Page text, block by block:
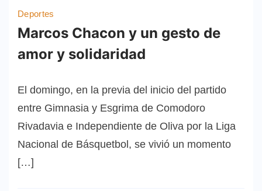
Deportes
Marcos Chacon y un gesto de
amor y solidaridad
El domingo, en la previa del inicio del partido
entre Gimnasia y Esgrima de Comodoro
Rivadavia e Independiente de Oliva por la Liga
Nacional de Básquetbol, se vivió un momento
[…]